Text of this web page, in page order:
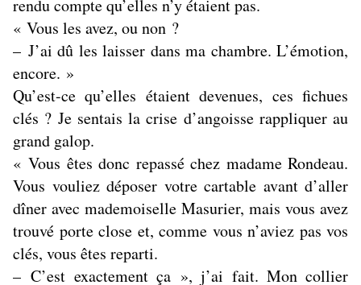
rendu compte qu’elles n’y étaient pas.
« Vous les avez, ou non ?
– J’ai dû les laisser dans ma chambre. L’émotion,
encore. »
Qu’est-ce qu’elles étaient devenues, ces fichues
clés ? Je sentais la crise d’angoisse rappliquer au
grand galop.
« Vous êtes donc repassé chez madame Rondeau.
Vous vouliez déposer votre cartable avant d’aller
dîner avec mademoiselle Masurier, mais vous avez
trouvé porte close et, comme vous n’aviez pas vos
clés, vous êtes reparti.
– C’est exactement ça », j’ai fait. Mon collier